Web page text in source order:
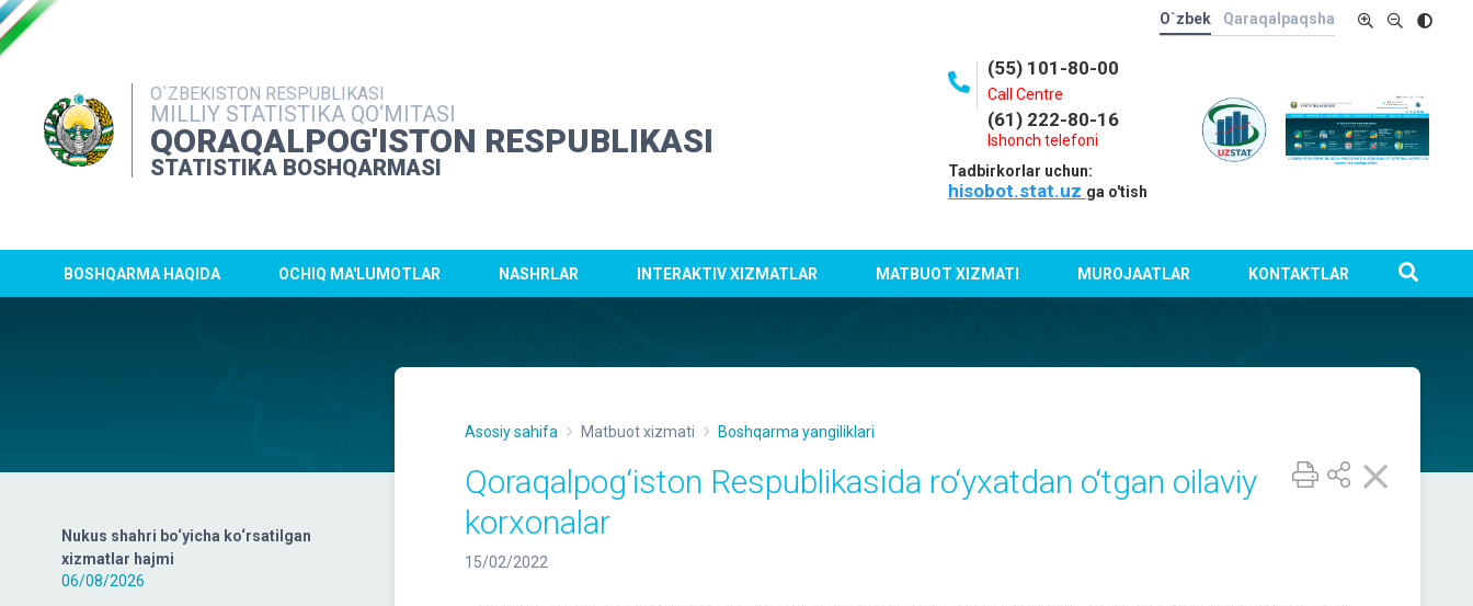
O`zbek Qaraqalpaqsha
O`ZBEKISTON RESPUBLIKASI
MILLIY STATISTIKA QO‘MITASI
QORAQALPOG'ISTON RESPUBLIKASI
STATISTIKA BOSHQARMASI
(55) 101-80-00
Call Centre
(61) 222-80-16
Ishonch telefoni
Tadbirkorlar uchun:
hisobot.stat.uz ga o'tish
BOSHQARMA HAQIDA OCHIQ MA'LUMOTLAR NASHRLAR INTERAKTIV XIZMATLAR MATBUOT XIZMATI MUROJAATLAR KONTAKTLAR
Nukus shahri bo‘yicha ko‘rsatilgan
xizmatlar hajmi
06/08/2026
Asosiy sahifa Matbuot xizmati Boshqarma yangiliklari
Qoraqalpog‘iston Respublikasida ro‘yxatdan o‘tgan oilaviy
korxonalar
15/02/2022